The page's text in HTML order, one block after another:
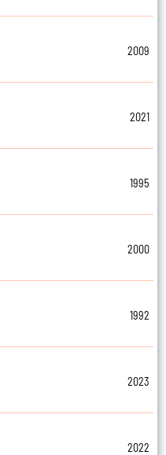
2009
2021
1995
2000
1992
2023
2022